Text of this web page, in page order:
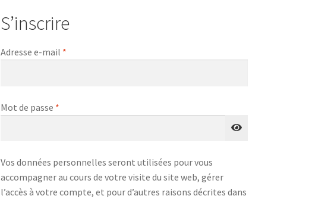
S’inscrire
Adresse e-mail *Obligatoire
Mot de passe *Obligatoire
Vos données personnelles seront utilisées pour vous
accompagner au cours de votre visite du site web, gérer
l’accès à votre compte, et pour d’autres raisons décrites dans